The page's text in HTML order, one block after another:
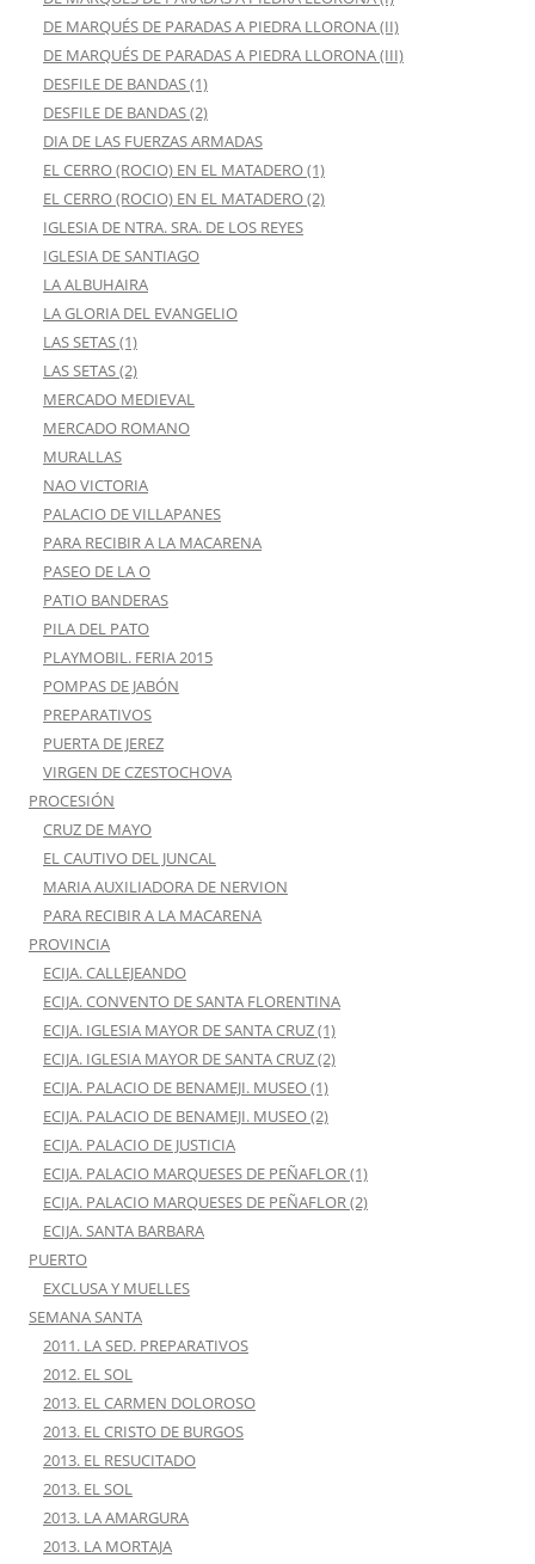
DE MARQUÉS DE PARADAS A PIEDRA LLORONA (II)
DE MARQUÉS DE PARADAS A PIEDRA LLORONA (III)
DESFILE DE BANDAS (1)
DESFILE DE BANDAS (2)
DIA DE LAS FUERZAS ARMADAS
EL CERRO (ROCIO) EN EL MATADERO (1)
EL CERRO (ROCIO) EN EL MATADERO (2)
IGLESIA DE NTRA. SRA. DE LOS REYES
IGLESIA DE SANTIAGO
LA ALBUHAIRA
LA GLORIA DEL EVANGELIO
LAS SETAS (1)
LAS SETAS (2)
MERCADO MEDIEVAL
MERCADO ROMANO
MURALLAS
NAO VICTORIA
PALACIO DE VILLAPANES
PARA RECIBIR A LA MACARENA
PASEO DE LA O
PATIO BANDERAS
PILA DEL PATO
PLAYMOBIL. FERIA 2015
POMPAS DE JABÓN
PREPARATIVOS
PUERTA DE JEREZ
VIRGEN DE CZESTOCHOVA
PROCESIÓN
CRUZ DE MAYO
EL CAUTIVO DEL JUNCAL
MARIA AUXILIADORA DE NERVION
PARA RECIBIR A LA MACARENA
PROVINCIA
ECIJA. CALLEJEANDO
ECIJA. CONVENTO DE SANTA FLORENTINA
ECIJA. IGLESIA MAYOR DE SANTA CRUZ (1)
ECIJA. IGLESIA MAYOR DE SANTA CRUZ (2)
ECIJA. PALACIO DE BENAMEJI. MUSEO (1)
ECIJA. PALACIO DE BENAMEJI. MUSEO (2)
ECIJA. PALACIO DE JUSTICIA
ECIJA. PALACIO MARQUESES DE PEÑAFLOR (1)
ECIJA. PALACIO MARQUESES DE PEÑAFLOR (2)
ECIJA. SANTA BARBARA
PUERTO
EXCLUSA Y MUELLES
SEMANA SANTA
2011. LA SED. PREPARATIVOS
2012. EL SOL
2013. EL CARMEN DOLOROSO
2013. EL CRISTO DE BURGOS
2013. EL RESUCITADO
2013. EL SOL
2013. LA AMARGURA
2013. LA MORTAJA